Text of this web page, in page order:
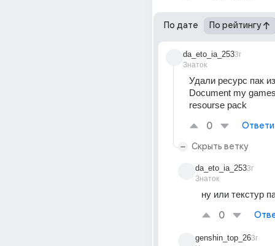
По дате По рейтингу
da_eto_ia_253
Знаток
3г
Удали ресурс пак
Document my
resourse pack
0
Скрыть ветку
da_eto_ia_253
Знаток
3г
ну или текстур
0
genshin_top_263г